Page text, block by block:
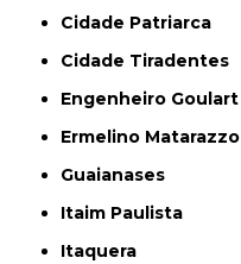
Cidade Patriarca
Cidade Tiradentes
Engenheiro Goulart
Ermelino Matarazzo
Guaianases
Itaim Paulista
Itaquera